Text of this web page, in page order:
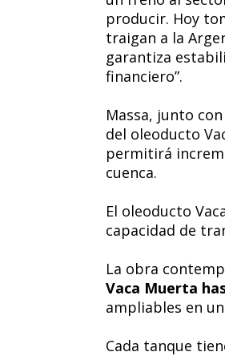
producir. Hoy
traigan a la
garantiza
financiero”.
Massa, junto
del oleoducto
permitirá
cuenca.
El oleoducto
capacidad de
La obra
Vaca Muerta
ampliables en
Cada tanque